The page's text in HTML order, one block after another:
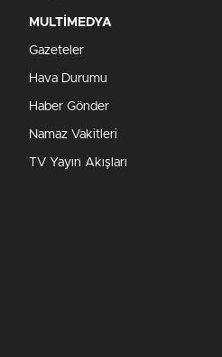
MULTİMEDYA
Gazeteler
Hava Durumu
Haber Gönder
Namaz Vakitleri
TV Yayın Akışları